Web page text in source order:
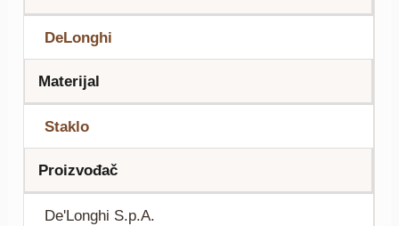
DeLonghi
Materijal
Staklo
Proizvođač
De'Longhi S.p.A.